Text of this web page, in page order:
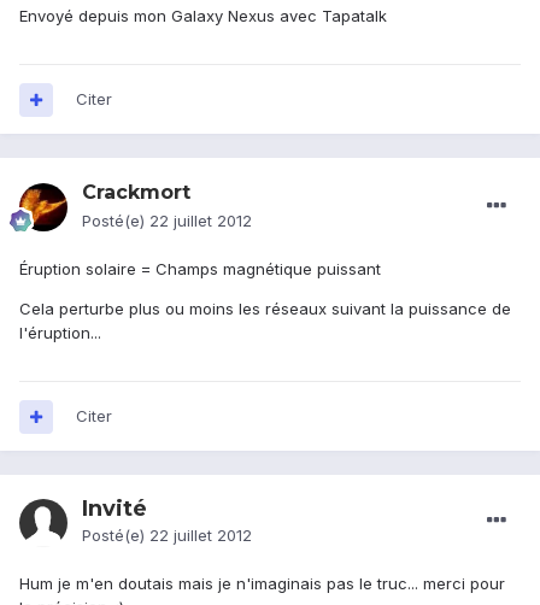
Envoyé depuis mon Galaxy Nexus avec Tapatalk
Citer
Crackmort
Posté(e) 22 juillet 2012
Éruption solaire = Champs magnétique puissant
Cela perturbe plus ou moins les réseaux suivant la puissance de
l'éruption...
Citer
Invité
Posté(e) 22 juillet 2012
Hum je m'en doutais mais je n'imaginais pas le truc... merci pour